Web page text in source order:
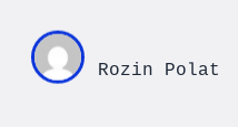
Rozin Polat